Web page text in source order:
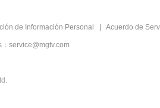
de Información Personal Acuerdo de
service@mgtv.com